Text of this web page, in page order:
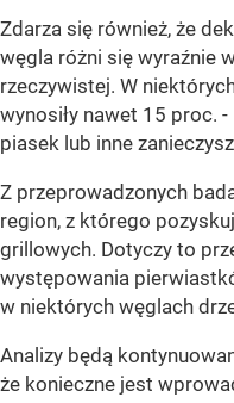
Zdarza się również, że
węgla różni się wyraźnie
rzeczywistej. W
wynosiły nawet 15 proc. -
piasek lub inne
Z przeprowadzonych
region, z którego
grillowych. Dotyczy to
występowania
w niektórych węglach
Analizy będą
że konieczne jest